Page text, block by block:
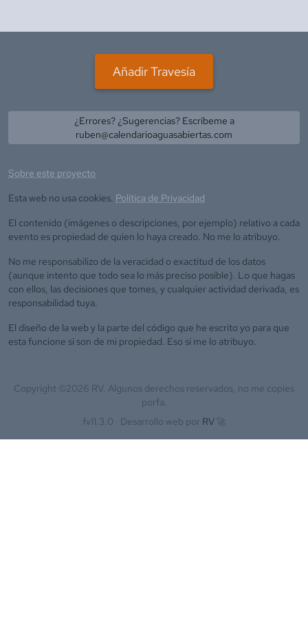
Añadir Travesía
¿Errores? ¿Sugerencias? Escríbeme a
ruben@calendarioaguasabiertas.com
Sobre este proyecto
Esta web no usa cookies. Política de Privacidad
El contenido (imágenes o descripciones, por ejemplo) relativo a cada
evento es propiedad de quien lo haya creado. No me lo atribuyo.
No me responsabilizo de la veracidad o exactitud de los datos
(aunque intento que todo sea lo más preciso posible). Lo que hagas
con ellos, las decisiones que tomes, y cualquier actividad derivada, es
responsabilidad tuya.
El diseño de la web y la parte del código que he escrito yo para que
esta funcione sí son de mi propiedad. Eso sí me lo atribuyo.
Copyright ©2026 RV. Algunos derechos reservados, no me copies
porfa.
fv11.3.0 · Desarrollo web por RV 🚀